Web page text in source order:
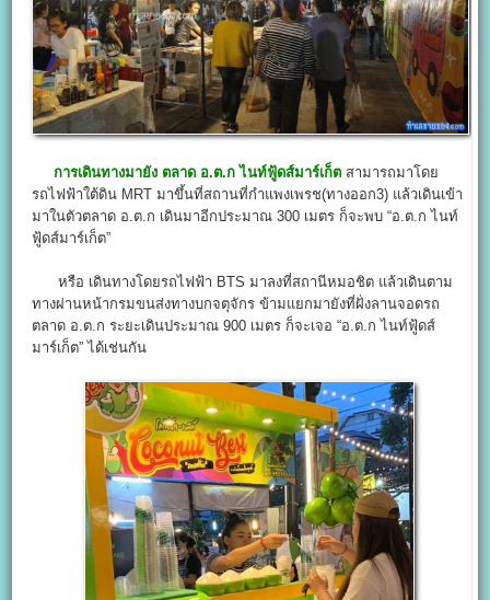
การเดินทางมายัง ตลาด อ.ต.ก ไนท์ฟู้ดส์มาร์เก็ต สามารถมาโดย
รถไฟฟ้าใต้ดิน MRT มาขึ้นที่สถานที่กำแพงเพรช(ทางออก3) แล้วเดินเข้า
มาในตัวตลาด อ.ต.ก เดินมาอีกประมาณ 300 เมตร ก็จะพบ “อ.ต.ก ไนท์
ฟู้ดส์มาร์เก็ต”
หรือ เดินทางโดยรถไฟฟ้า BTS มาลงที่สถานีหมอชิต แล้วเดินตาม
ทางผ่านหน้ากรมขนส่งทางบกจตุจักร ข้ามแยกมายังที่ฝั่งลานจอดรถ
ตลาด อ.ต.ก ระยะเดินประมาณ 900 เมตร ก็จะเจอ “อ.ต.ก ไนท์ฟู้ดส์
มาร์เก็ต” ได้เช่นกัน